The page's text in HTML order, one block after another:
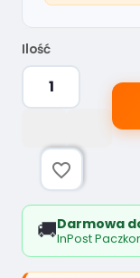
Ilość
favorite_border
🚚Darmowa
InPost